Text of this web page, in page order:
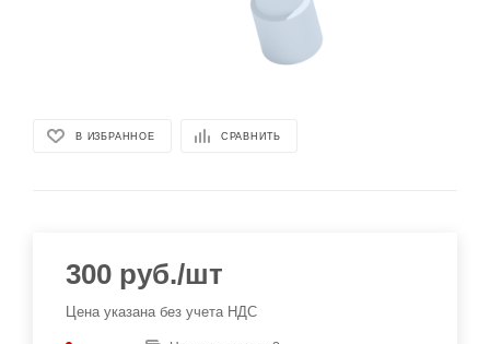
В ИЗБРАННОЕ СРАВНИТЬ
300 руб./шт
Цена указана без учета НДС